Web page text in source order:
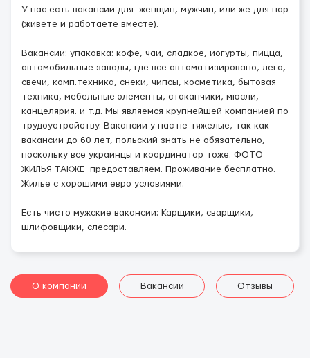
У нас есть вакансии для женщин, мужчин, или же для пар
(живете и работаете вместе).
Вакансии: упаковка: кофе, чай, сладкое, йогурты, пицца,
автомобильные заводы, где все автоматизировано, лего,
свечи, комп.техника, снеки, чипсы, косметика, бытовая
техника, мебельные элементы, стаканчики, мюсли,
канцелярия. и т.д. Мы являемся крупнейшей компанией по
трудоустройству. Вакансии у нас не тяжелые, так как
вакансии до 60 лет, польский знать не обязательно,
поскольку все украинцы и координатор тоже. ФОТО
ЖИЛЬЯ ТАКЖЕ предоставляем. Проживание бесплатно.
Жилье с хорошими евро условиями.
Есть чисто мужские вакансии: Карщики, сварщики,
шлифовщики, слесари.
О компании Вакансии Отзывы